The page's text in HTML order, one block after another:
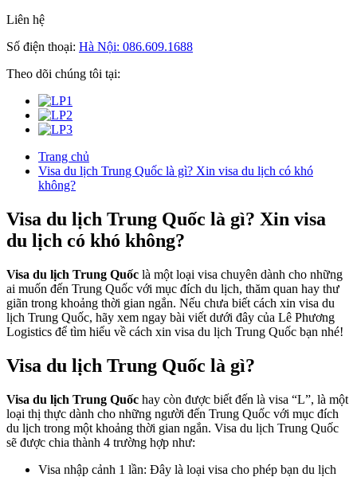
Liên hệ
Số điện thoại: Hà Nội: 086.609.1688
Theo dõi chúng tôi tại:
Trang chủ
Visa du lịch Trung Quốc là gì? Xin visa du lịch có khó
không?
Visa du lịch Trung Quốc là gì? Xin visa
du lịch có khó không?
Visa du lịch Trung Quốc là một loại visa chuyên dành cho những
ai muốn đến Trung Quốc với mục đích du lịch, thăm quan hay thư
giãn trong khoảng thời gian ngắn. Nếu chưa biết cách xin visa du
lịch Trung Quốc, hãy xem ngay bài viết dưới đây của Lê Phương
Logistics để tìm hiểu về cách xin visa du lịch Trung Quốc bạn nhé!
Visa du lịch Trung Quốc là gì?
Visa du lịch Trung Quốc hay còn được biết đến là visa “L”, là một
loại thị thực dành cho những người đến Trung Quốc với mục đích
du lịch trong một khoảng thời gian ngắn. Visa du lịch Trung Quốc
sẽ được chia thành 4 trường hợp như:
Visa nhập cảnh 1 lần: Đây là loại visa cho phép bạn du lịch